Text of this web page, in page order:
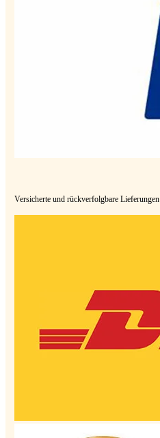
Versicherte und rückverfolgbare Lieferungen